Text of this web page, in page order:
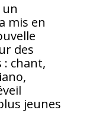
mis en
des
chant,
jeunes